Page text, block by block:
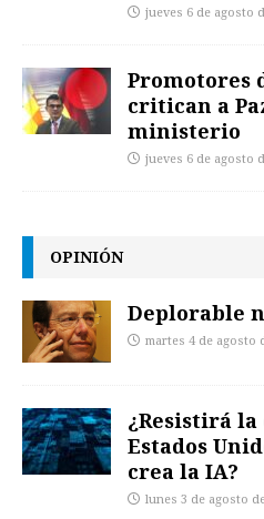
jueves 6 de agosto
Promotores
critican a
ministerio
jueves 6 de agosto
OPINIÓN
Deplorable
martes 4 de agosto
¿Resistirá
Estados
crea la IA?
lunes 3 de agosto